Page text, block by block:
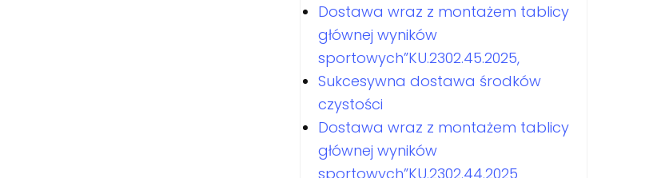
Dostawa wraz z montażem tablicy
głównej wyników
sportowych”KU.2302.45.2025,
Sukcesywna dostawa środków
czystości
Dostawa wraz z montażem tablicy
głównej wyników
sportowych”KU.2302.44.2025